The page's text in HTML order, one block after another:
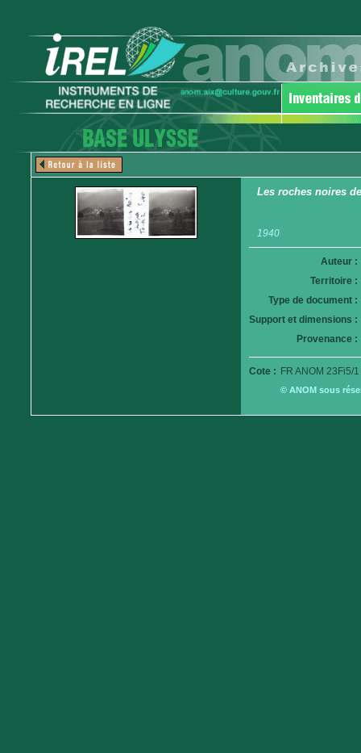
Les roches noires
1940
Auteur :
Territoire :
Type de document :
Support et dimensions :
Provenance :
Cote : FR ANOM 23Fi5/1
© ANOM sous